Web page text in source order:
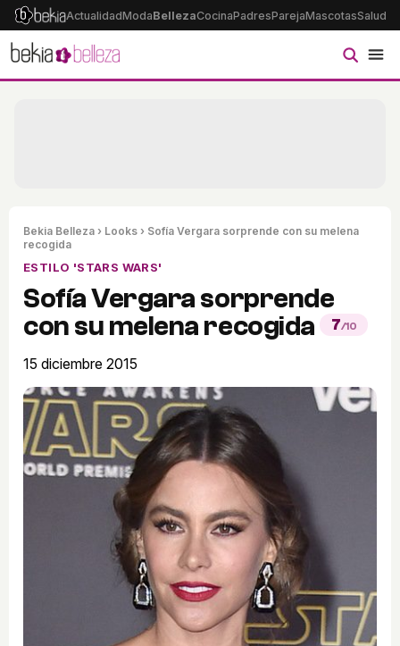
ActualidadModaBellezaCocinaPadresParejaMascotasSalud
Bekia Belleza › Looks › Sofía Vergara sorprende con su melena
recogida
ESTILO 'STARS WARS'
Sofía Vergara sorprende
con su melena recogida
7/10
15 diciembre 2015